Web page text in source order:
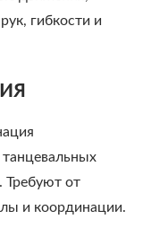
гибкости и
танцевальных
Требуют от
и координации.